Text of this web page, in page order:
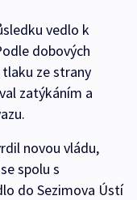
vedlo k
dobových
ze strany
zatýkáním a
novou vládu,
spolu s
do Sezimova Ústí